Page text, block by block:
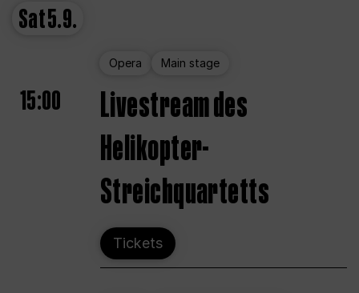
Sat5.9.
Opera Main stage
15:00
Livestream des
Helikopter-
Streichquartetts
Tickets